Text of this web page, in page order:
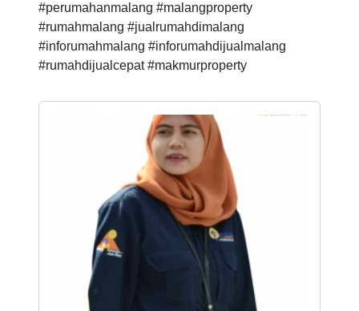
#perumahanmalang #malangproperty
#rumahmalang #jualrumahdimalang
#inforumahmalang #inforumahdijualmalang
#rumahdijualcepat #makmurproperty